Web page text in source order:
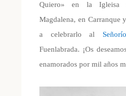
Quiero» en la Igleisa
Magdalena, en Carranque
a celebrarlo al
Fuenlabrada. ¡Os
enamorados por mil años